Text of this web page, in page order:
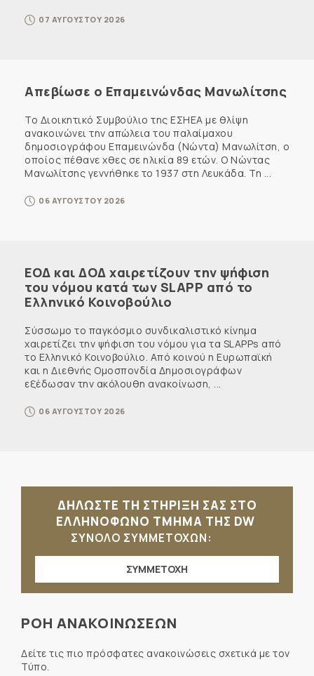
07 ΑΥΓΟΥΣΤΟΥ 2026
Απεβίωσε ο Επαμεινώνδας Μανωλίτσης
Το Διοικητικό Συμβούλιο της ΕΣΗΕΑ με θλίψη
ανακοινώνει την απώλεια του παλαίμαχου
δημοσιογράφου Επαμεινώνδα (Νώντα) Μανωλίτση, ο
οποίος πέθανε χθες σε ηλικία 89 ετών. Ο Νώντας
Μανωλίτσης γεννήθηκε το 1937 στη Λευκάδα. Τη ...
06 ΑΥΓΟΥΣΤΟΥ 2026
ΕΟΔ και ΔΟΔ χαιρετίζουν την ψήφιση
του νόμου κατά των SLAPP από το
Ελληνικό Κοινοβούλιο
Σύσσωμο το παγκόσμιο συνδικαλιστικό κίνημα
χαιρετίζει την ψήφιση του νόμου για τα SLAPPs από
το Ελληνικό Κοινοβούλιο. Από κοινού η Ευρωπαϊκή
και η Διεθνής Ομοσπονδία Δημοσιογράφων
εξέδωσαν την ακόλουθη ανακοίνωση, ...
06 ΑΥΓΟΥΣΤΟΥ 2026
ΔΗΛΩΣΤΕ ΤΗ ΣΤΗΡΙΞΗ ΣΑΣ ΣΤΟ
ΕΛΛΗΝΟΦΩΝΟ ΤΜΗΜΑ ΤΗΣ DW
ΣΥΝΟΛΟ ΣΥΜΜΕΤΟΧΩΝ:
ΣΥΜΜΕΤΟΧΗ
ΡΟΗ ΑΝΑΚΟΙΝΩΣΕΩΝ
Δείτε τις πιο πρόσφατες ανακοινώσεις σχετικά με τον
Τύπο.